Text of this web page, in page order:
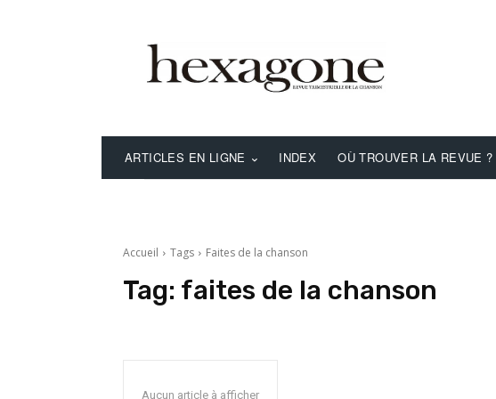
ARTICLES EN LIGNE INDEX OÙ TROUVER LA REVUE ?
Accueil Tags Faites de la chanson
Tag: faites de la chanson
Aucun article à afficher